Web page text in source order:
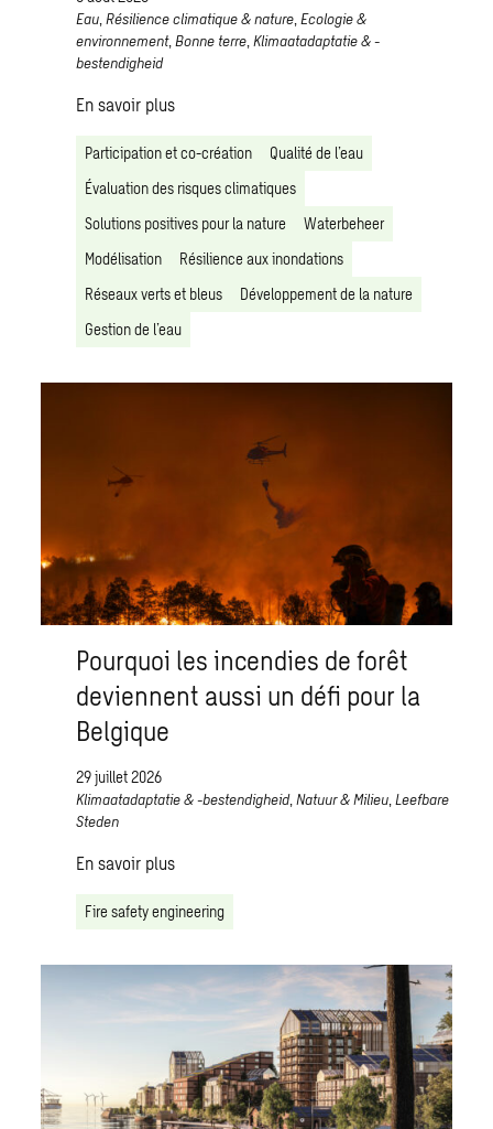
Eau ,Résilience climatique & nature ,Ecologie &
environnement,Bonne terre ,Klimaatadaptatie & -
bestendigheid
En savoir plus
Participation et co-création
Qualité de l’eau
Évaluation des risques climatiques
Solutions positives pour la nature
Waterbeheer
Modélisation
Résilience aux inondations
Réseaux verts et bleus
Développement de la nature
Gestion de l’eau
Pourquoi les incendies de forêt
deviennent aussi un défi pour la
Belgique
29 juillet 2026
Klimaatadaptatie & -bestendigheid,Natuur & Milieu ,Leefbare
Steden
En savoir plus
Fire safety engineering